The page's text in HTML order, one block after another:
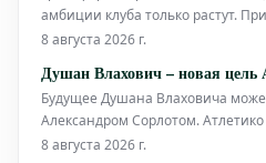
амбиции клуба только растут.
Мастантуоно из "Реала" вызвало
важные трофеи. Успех в этом
контексте прошлог
8 августа 2026 г.
Душан Влахович – новая цель
Будущее Душана Влаховича
Александром Сорлотом.
форварда Ювентуса в качестве
8 августа 2026 г.